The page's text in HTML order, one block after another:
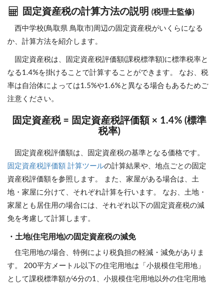
固定資産税の計算方法の説明 (税理士監修)
西中学校(鳥取県 鳥取市)周辺の固定資産税がいくらになる
か、計算方法を紹介します。
固定資産税は、固定資産税評価額(課税標準額)に標準税率と
なる1.4%を掛けることで計算することができます。 なお、税
率は自治体によっては1.5%や1.6%と異なる場合もあるためご
注意ください。
固定資産税 = 固定資産税評価額 × 1.4% (標準
税率)
固定資産税評価額は、固定資産税の基準となる価格です。
固定資産税評価額 計算ツールの計算結果や、地点ごとの固定
資産税評価額を参照します。 また、家屋がある場合は、土
地・家屋に分けて、それぞれ計算を行います。 なお、土地・
家屋とも居住用の場合には、それぞれ以下の固定資産税の減
免を考慮して計算します。
・土地(住宅用地)の固定資産税の減免
住宅用地の場合、特例により税負担の軽減・減免がありま
す。 200平方メートル以下の住宅用地は「小規模住宅用地」
として課税標準額が6分の1、小規模住宅用地以外の住宅用地